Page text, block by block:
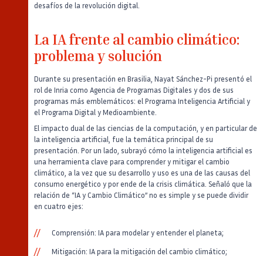
desafíos de la revolución digital.
La IA frente al cambio climático:
problema y solución
Durante su presentación en Brasilia, Nayat Sánchez-Pi presentó el
rol de Inria como Agencia de Programas Digitales y dos de sus
programas más emblemáticos: el Programa Inteligencia Artificial y
el Programa Digital y Medioambiente.
El impacto dual de las ciencias de la computación, y en particular de
la inteligencia artificial, fue la temática principal de su
presentación. Por un lado, subrayó cómo la inteligencia artificial es
una herramienta clave para comprender y mitigar el cambio
climático, a la vez que su desarrollo y uso es una de las causas del
consumo energético y por ende de la crisis climática. Señaló que la
relación de “IA y Cambio Climático” no es simple y se puede dividir
en cuatro ejes:
Comprensión: IA para modelar y entender el planeta;
Mitigación: IA para la mitigación del cambio climático;